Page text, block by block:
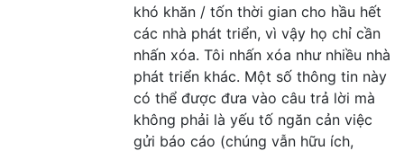
khó khăn / tốn thời gian cho hầu hết
các nhà phát triển, vì vậy họ chỉ cần
nhấn xóa. Tôi nhấn xóa như nhiều nhà
phát triển khác. Một số thông tin này
có thể được đưa vào câu trả lời mà
không phải là yếu tố ngăn cản việc
gửi báo cáo (chúng vẫn hữu ích,